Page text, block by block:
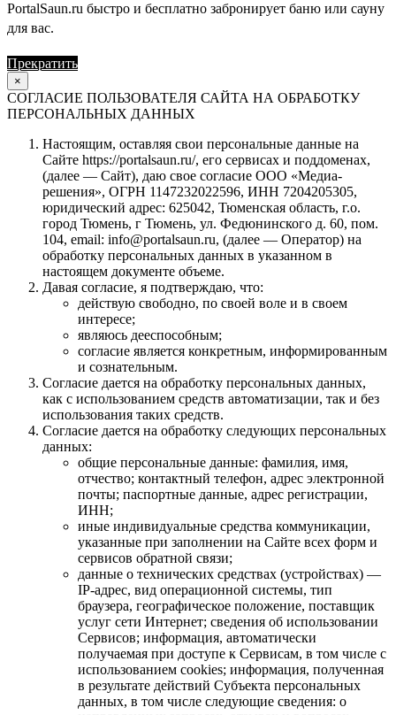
PortalSaun.ru быстро и бесплатно забронирует баню или сауну
для вас.
Прекратить
×
СОГЛАСИЕ ПОЛЬЗОВАТЕЛЯ САЙТА НА ОБРАБОТКУ
ПЕРСОНАЛЬНЫХ ДАННЫХ
Настоящим, оставляя свои персональные данные на
Сайте https://portalsaun.ru/, его сервисах и поддоменах,
(далее — Сайт), даю свое согласие ООО «Медиа-
решения», ОГРН 1147232022596, ИНН 7204205305,
юридический адрес: 625042, Тюменская область, г.о.
город Тюмень, г Тюмень, ул. Федюнинского д. 60, пом.
104, email: info@portalsaun.ru, (далее — Оператор) на
обработку персональных данных в указанном в
настоящем документе объеме.
Давая согласие, я подтверждаю, что:
действую свободно, по своей воле и в своем
интересе;
являюсь дееспособным;
согласие является конкретным, информированным
и сознательным.
Согласие дается на обработку персональных данных,
как с использованием средств автоматизации, так и без
использования таких средств.
Согласие дается на обработку следующих персональных
данных:
общие персональные данные: фамилия, имя,
отчество; контактный телефон, адрес электронной
почты; паспортные данные, адрес регистрации,
ИНН;
иные индивидуальные средства коммуникации,
указанные при заполнении на Сайте всех форм и
сервисов обратной связи;
данные о технических средствах (устройствах) —
IP-адрес, вид операционной системы, тип
браузера, географическое положение, поставщик
услуг сети Интернет; сведения об использовании
Сервисов; информация, автоматически
получаемая при доступе к Сервисам, в том числе с
использованием cookies; информация, полученная
в результате действий Субъекта персональных
данных, в том числе следующие сведения: о